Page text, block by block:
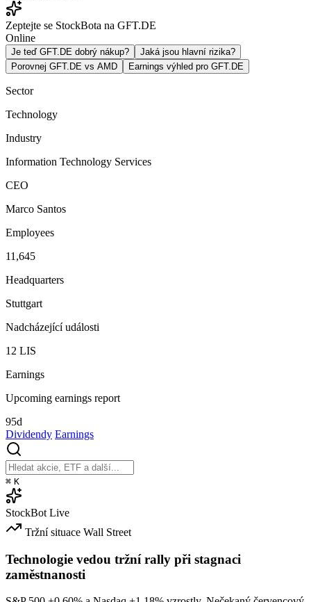
Zeptejte se StockBota na GFT.DE
Online
Je teď GFT.DE dobrý nákup?
Jaká jsou hlavní rizika?
Porovnej GFT.DE vs AMD
Earnings výhled pro GFT.DE
Sector
Technology
Industry
Information Technology Services
CEO
Marco Santos
Employees
11,645
Headquarters
Stuttgart
Nadcházející události
12 LIS
Earnings
Upcoming earnings report
95d
Dividendy Earnings
⌘ K
StockBot Live
Tržní situace Wall Street
Technologie vedou tržní rally při stagnaci
zaměstnanosti